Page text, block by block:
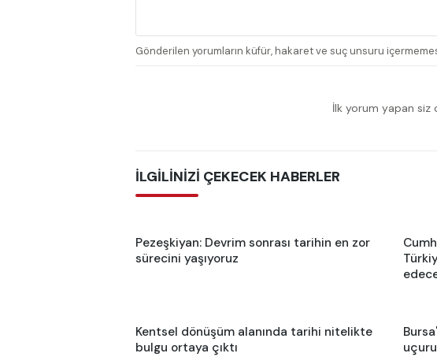
Gönderilen yorumların küfür, hakaret ve suç unsuru
İlk yorum yapan siz
İLGİLİNİZİ ÇEKECEK HABERLER
Pezeşkiyan: Devrim sonrası tarihin en zor
sürecini yaşıyoruz
Kentsel dönüşüm alanında tarihi nitelikte
bulgu ortaya çıktı